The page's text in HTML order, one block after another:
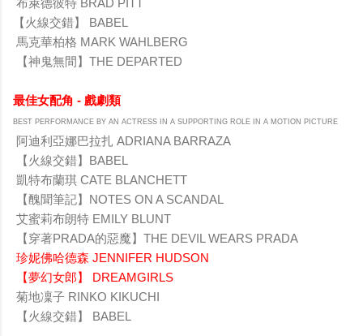
【火線交錯】 BABEL
馬克華柏格 MARK WAHLBERG
【神鬼無間】THE DEPARTED
最佳女配角 - 戲劇類
BEST PERFORMANCE BY AN ACTRESS IN A SUPPORTING ROLE IN A MOTION PICTURE
阿迪利亞娜巴拉扎 ADRIANA BARRAZA
【火線交錯】BABEL
凱特布蘭琪 CATE BLANCHETT
【醜聞筆記】NOTES ON A SCANDAL
艾蜜莉布朗特 EMILY BLUNT
【穿著PRADA的惡魔】THE DEVIL WEARS PRADA
珍妮佛哈德森 JENNIFER HUDSON
【夢幻女郎】 DREAMGIRLS
菊地凜子 RINKO KIKUCHI
【火線交錯】 BABEL